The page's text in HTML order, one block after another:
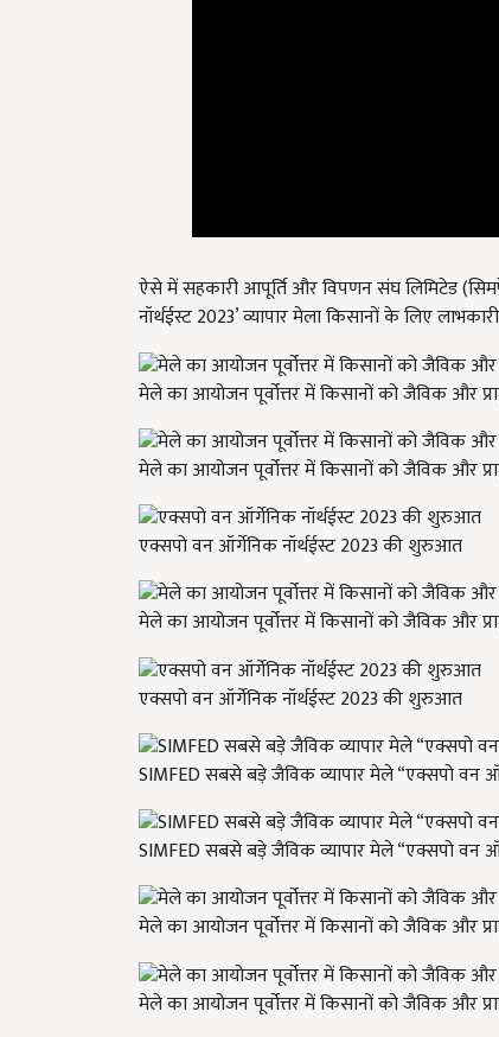
ऐसे में सहकारी आपूर्ति और विपणन संघ लिमिटेड
नॉर्थईस्ट 2023’ व्यापार मेला किसानों के लिए
मेले का आयोजन पूर्वोत्तर में किसानों को जैविक और
मेले का आयोजन पूर्वोत्तर में किसानों को जैविक और
एक्सपो वन ऑर्गेनिक नॉर्थईस्ट 2023 की शुरुआत
मेले का आयोजन पूर्वोत्तर में किसानों को जैविक और
एक्सपो वन ऑर्गेनिक नॉर्थईस्ट 2023 की शुरुआत
SIMFED सबसे बड़े जैविक व्यापार मेले “एक्सपो वन
SIMFED सबसे बड़े जैविक व्यापार मेले “एक्सपो वन
मेले का आयोजन पूर्वोत्तर में किसानों को जैविक और
मेले का आयोजन पूर्वोत्तर में किसानों को जैविक और